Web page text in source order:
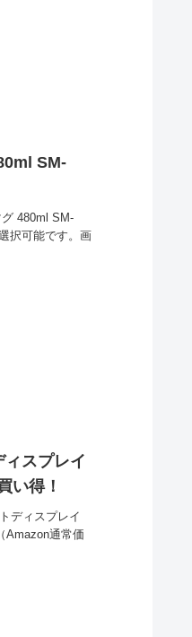
SM-
480ml SM-
択可能です。画
スプレイ
い得！
ディスプレイ
Amazon通常価